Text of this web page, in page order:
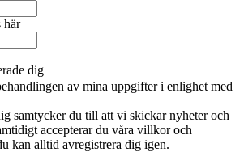
här
dig
av mina uppgifter i enlighet med
samtycker du till att vi skickar nyheter och
accepterar du våra villkor och
kan alltid avregistrera dig igen.